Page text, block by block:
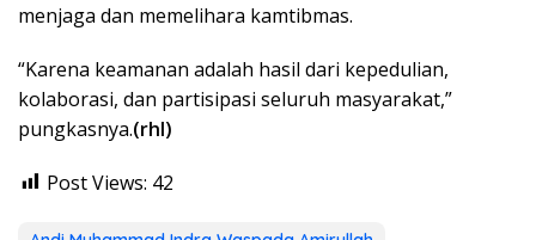
menjaga dan memelihara kamtibmas.
“Karena keamanan adalah hasil dari kepedulian,
kolaborasi, dan partisipasi seluruh masyarakat,”
pungkasnya.(rhl)
Post Views: 42